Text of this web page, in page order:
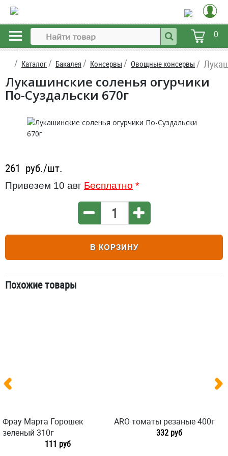
0
Каталог Бакалея Консервы Овощные консервы
Лукашинские соленья огурчики
По-Суздальски 670г
261 руб./шт.
Привезем 10 авг Бесплатно *
В КОРЗИНУ
Похожие товары
Фрау Марта Горошек
зеленый 310г
111 руб
ARO томаты резаные 400г
332 руб